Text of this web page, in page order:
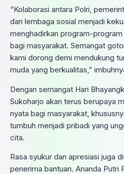
“Kolaborasi antara Polri,
dan lembaga sosial menjadi
menghadirkan program-
bagi masyarakat. Semangat
kami dorong demi mendukung
muda yang berkualitas,”
Dengan semangat Hari
Sukoharjo akan terus berupaya
nyata bagi masyarakat,
tumbuh menjadi pribadi yang
cita.
Rasa syukur dan apresiasi juga
penerima bantuan. Ananda Putri